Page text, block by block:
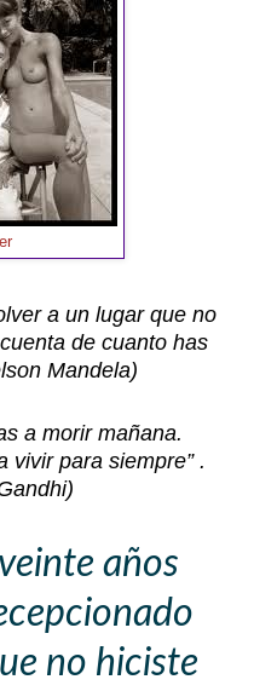
a un lugar que no
de cuanto has
Mandela)
a morir mañana.
vivir para siempre” .
años
no hiciste